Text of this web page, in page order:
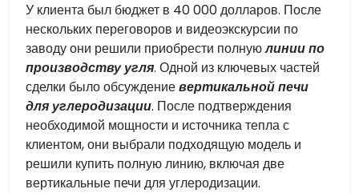
У клиента был бюджет в 40 000 долларов. После
нескольких переговоров и видеоэкскурсии по
заводу они решили приобрести полнуюлинии по
производству угля. Одной из ключевых частей
сделки было обсуждениевертикальной печи
для углеродизации. После подтверждения
необходимой мощности и источника тепла с
клиентом, они выбрали подходящую модель и
решили купить полную линию, включая две
вертикальные печи для углеродизации.